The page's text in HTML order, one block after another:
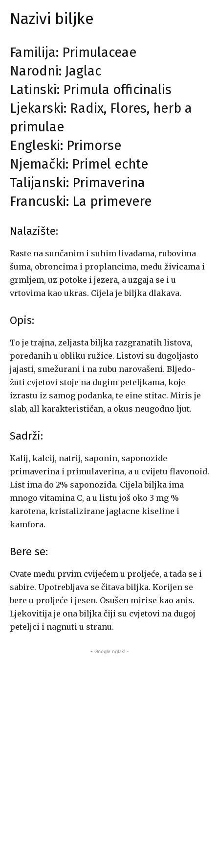
Nazivi biljke
Familija: Primulaceae
Narodni: Jaglac
Latinski: Primula officinalis
Ljekarski: Radix, Flores, herb a
primulae
Engleski: Primorse
Njemački: Primel echte
Talijanski: Primaverina
Francuski: La primevere
Nalazište:
Raste na sunčanim i suhim livadama, rubovima
šuma, obroncima i proplancima, medu živicama i
grmljem, uz potoke i jezera, a uzgaja se i u
vrtovima kao ukras. Cijela je biljka dlakava.
Opis:
To je trajna, zeljasta biljka razgranatih listova,
poredanih u obliku ružice. Listovi su dugoljasto
jajasti, smežurani i na rubu narovašeni. Bljedo-
žuti cvjetovi stoje na dugim peteljkama, koje
izrastu iz samog podanka, te eine stitac. Miris je
slab, all karakterističan, a okus neugodno ljut.
Sadrži:
Kalij, kalcij, natrij, saponin, saponozide
primaverina i primulaverina, a u cvijetu flavonoid.
List ima do 2% saponozida. Cijela biljka ima
mnogo vitamina C, a u listu još oko 3 mg %
karotena, kristalizirane jaglacne kiseline i
kamfora.
Bere se:
Cvate medu prvim cvijećem u proljeće, a tada se i
sabire. Upotrebljava se čitava biljka. Korijen se
bere u proljeće i jesen. Osušen mirise kao anis.
Ljekovitija je ona biljka čiji su cvjetovi na dugoj
peteljci i nagnuti u stranu.
- Google oglasi -